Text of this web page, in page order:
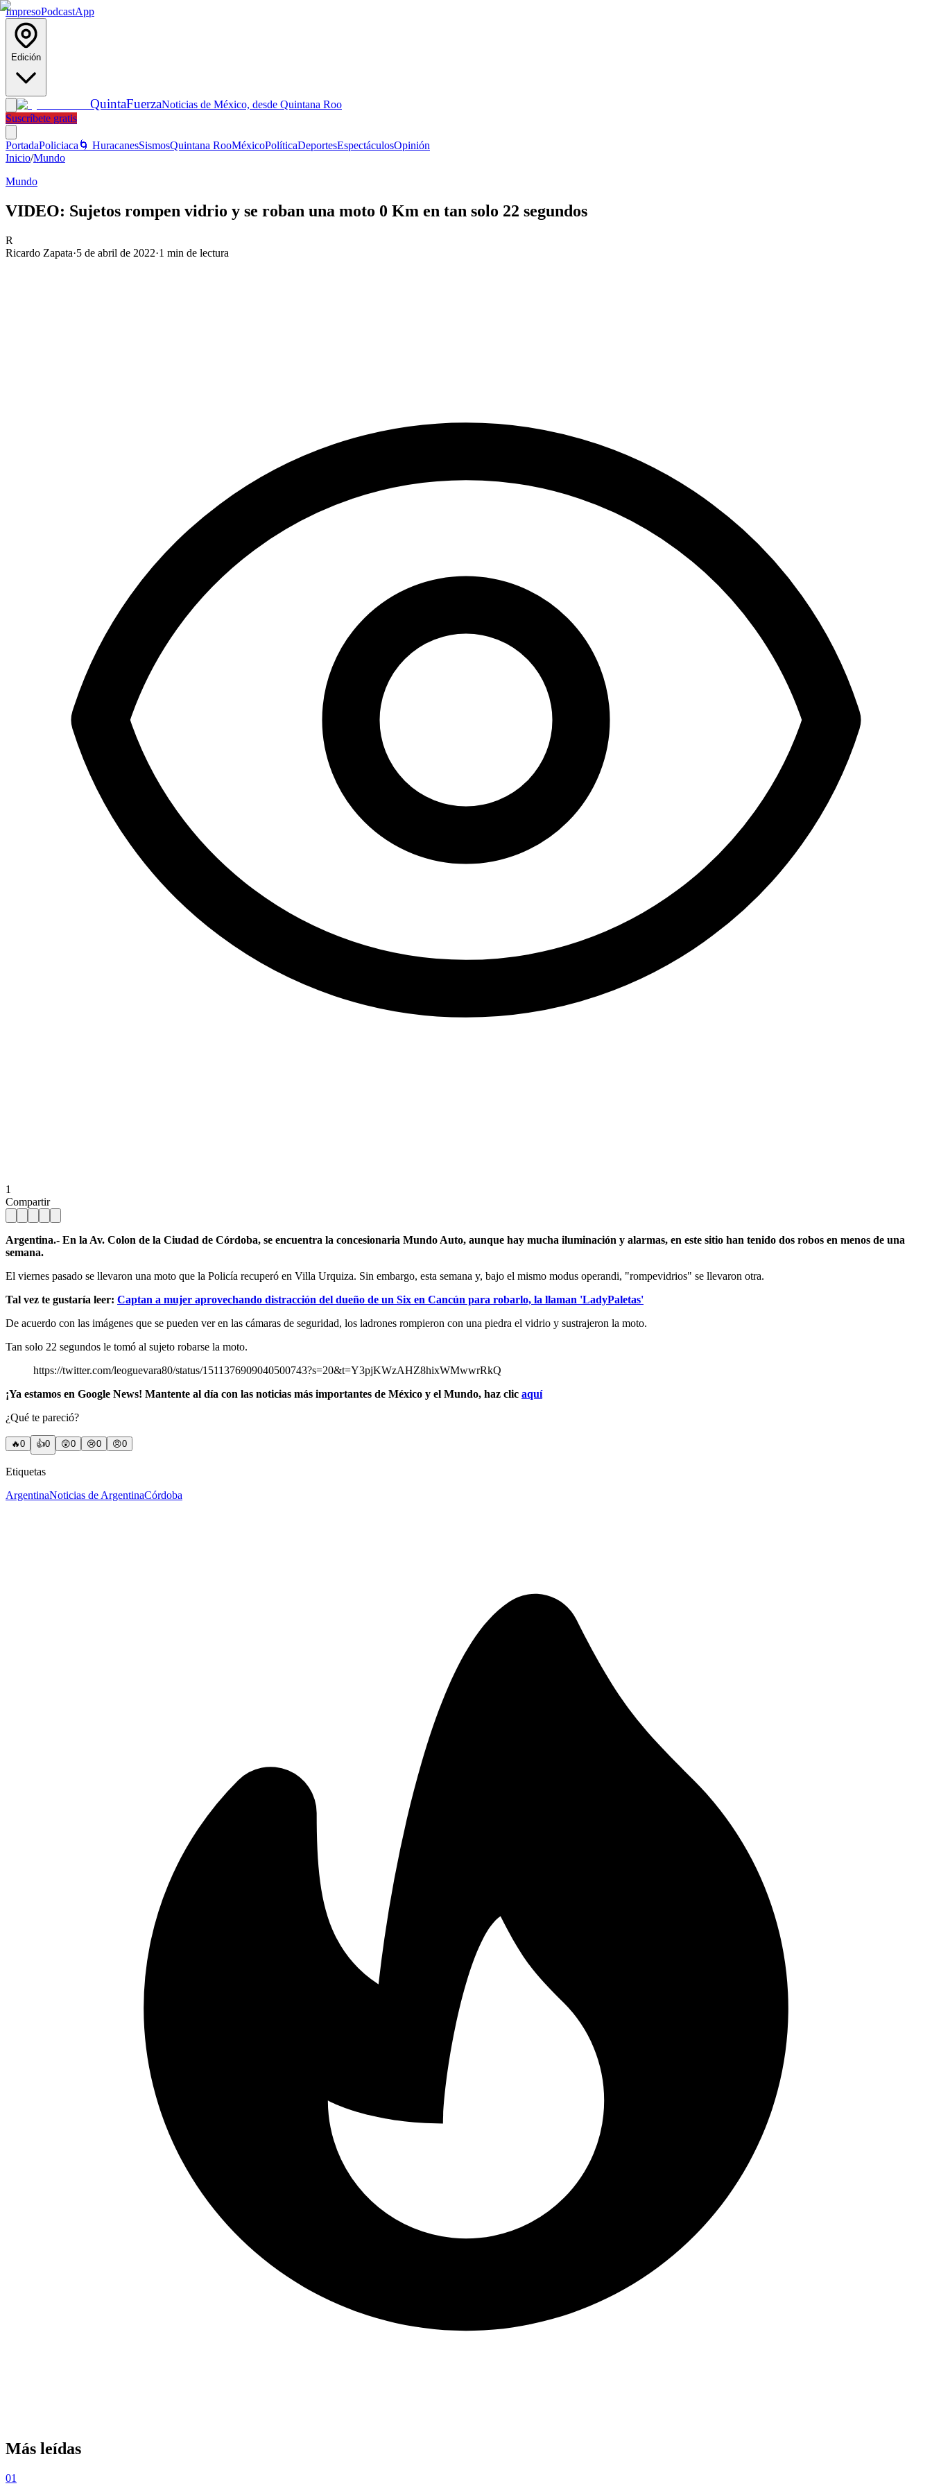
ImpresoPodcastApp
Edición
QuintaFuerzaNoticias de México, desde Quintana Roo
Suscríbete gratis
PortadaPoliciaca 🌀 HuracanesSismosQuintana RooMéxicoPolíticaDeportesEspectáculosOpinión
Inicio/Mundo
Mundo
VIDEO: Sujetos rompen vidrio y se roban una moto 0 Km en tan solo 22 segundos
R
Ricardo Zapata·5 de abril de 2022·1 min de lectura
1
Compartir
Argentina.- En la Av. Colon de la Ciudad de Córdoba, se encuentra la concesionaria Mundo Auto, aunque hay mucha iluminación y alarmas, en este sitio han tenido dos robos en menos de una
semana.
El viernes pasado se llevaron una moto que la Policía recuperó en Villa Urquiza. Sin embargo, esta semana y, bajo el mismo modus operandi, "rompevidrios" se llevaron otra.
Tal vez te gustaría leer: Captan a mujer aprovechando distracción del dueño de un Six en Cancún para robarlo, la llaman 'LadyPaletas'
De acuerdo con las imágenes que se pueden ver en las cámaras de seguridad, los ladrones rompieron con una piedra el vidrio y sustrajeron la moto.
Tan solo 22 segundos le tomó al sujeto robarse la moto.
https://twitter.com/leoguevara80/status/1511376909040500743?s=20&t=Y3pjKWzAHZ8hixWMwwrRkQ
¡Ya estamos en Google News! Mantente al día con las noticias más importantes de México y el Mundo, haz clic aquí
¿Qué te pareció?
🔥0 👍0 😲0 😢0 😠0
Etiquetas
ArgentinaNoticias de ArgentinaCórdoba
Más leídas
01